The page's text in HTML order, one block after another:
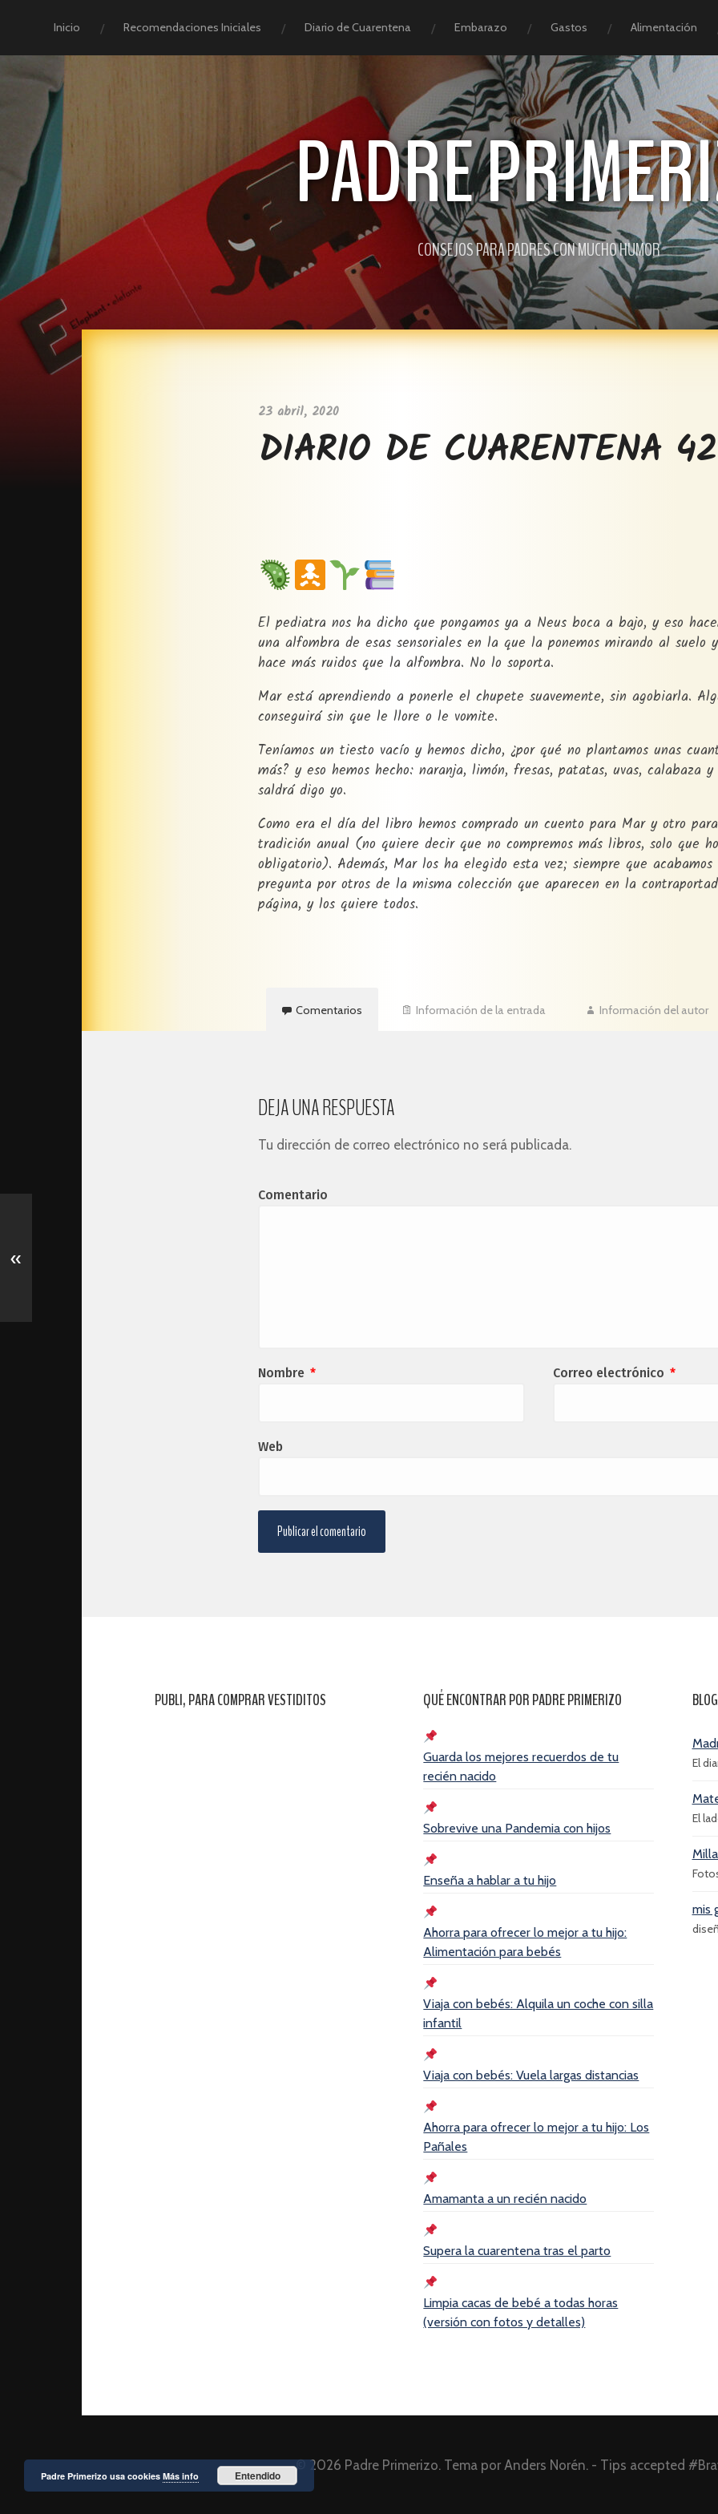
Inicio Recomendaciones Iniciales Diario de Cuarentena Embarazo Gastos Alimentación
PADRE
CONSEJOS PARA PADRES CON MUCHO HUMOR
23 abril, 2020
DIARIO DE CUARENTENA 42
El pediatra nos ha dicho que pongamos ya a Neus boca a bajo, y eso
una alfombra de esas sensoriales en la que la ponemos mirando al suelo
hace más ruidos que la alfombra. No lo soporta.
Mar está aprendiendo a ponerle el chupete suavemente, sin agobiarla.
conseguirá sin que le llore o le vomite.
Teníamos un tiesto vacío y hemos dicho, ¿por qué no plantamos unas
más? y eso hemos hecho: naranja, limón, fresas, patatas, uvas, calabaza y
saldrá digo yo.
Como era el día del libro hemos comprado un cuento para Mar y otro
tradición anual (no quiere decir que no compremos más libros, solo que
obligatorio). Además, Mar los ha elegido esta vez; siempre que
pregunta por otros de la misma colección que aparecen en la
página, y los quiere todos.
Comentarios Información de la entrada Información del autor
DEJA UNA RESPUESTA
Tu dirección de correo electrónico no será publicada.
Comentario
Nombre * Correo electrónico *
Web
«
PUBLI, PARA COMPRAR VESTIDITOS QUÉ ENCONTRAR POR PADRE PRIMERIZO
Guarda los mejores recuerdos de tu
recién nacido
Sobrevive una Pandemia con hijos
Enseña a hablar a tu hijo
Ahorra para ofrecer lo mejor a tu hijo:
Alimentación para bebés
Viaja con bebés: Alquila un coche con silla
infantil
Viaja con bebés: Vuela largas distancias
Ahorra para ofrecer lo mejor a tu hijo: Los
Pañales
Amamanta a un recién nacido
Supera la cuarentena tras el parto
Limpia cacas de bebé a todas horas
(versión con fotos y detalles)
El
El
mis
© 2026 Padre Primerizo. Tema por Anders Norén. - Tips accepted
Padre Primerizo usa cookies Más info Entendido